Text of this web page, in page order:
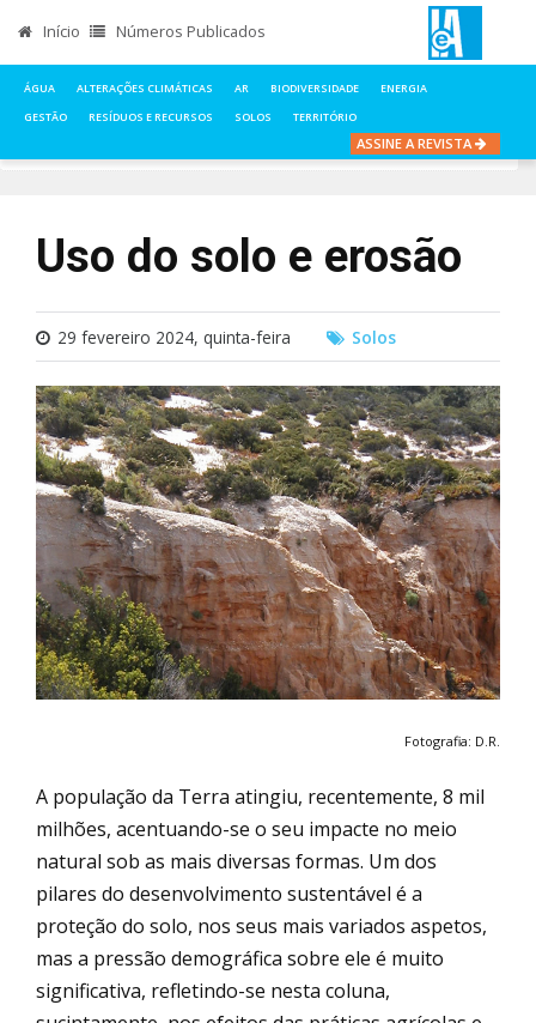
Início Números Publicados
ÁGUA ALTERAÇÕES CLIMÁTICAS AR BIODIVERSIDADE
ENERGIA
GESTÃO
RESÍDUOS E RECURSOS SOLOS TERRITÓRIO
ASSINE A REVISTA
USO DO SOLO E EROSÃO
Uso do solo e erosão
29 fevereiro 2024, quinta-feira Solos
Fotografia: D.R.
A população da Terra atingiu, recentemente, 8 mil
milhões, acentuando-se o seu impacte no meio
natural sob as mais diversas formas. Um dos
pilares do desenvolvimento sustentável é a
proteção do solo, nos seus mais variados aspetos,
mas a pressão demográfica sobre ele é muito
significativa, refletindo-se nesta coluna,